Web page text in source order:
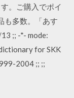
。ご購入でポイ
も多数。「あす
;; -*- mode:
for SKK
2004 ;; ;;